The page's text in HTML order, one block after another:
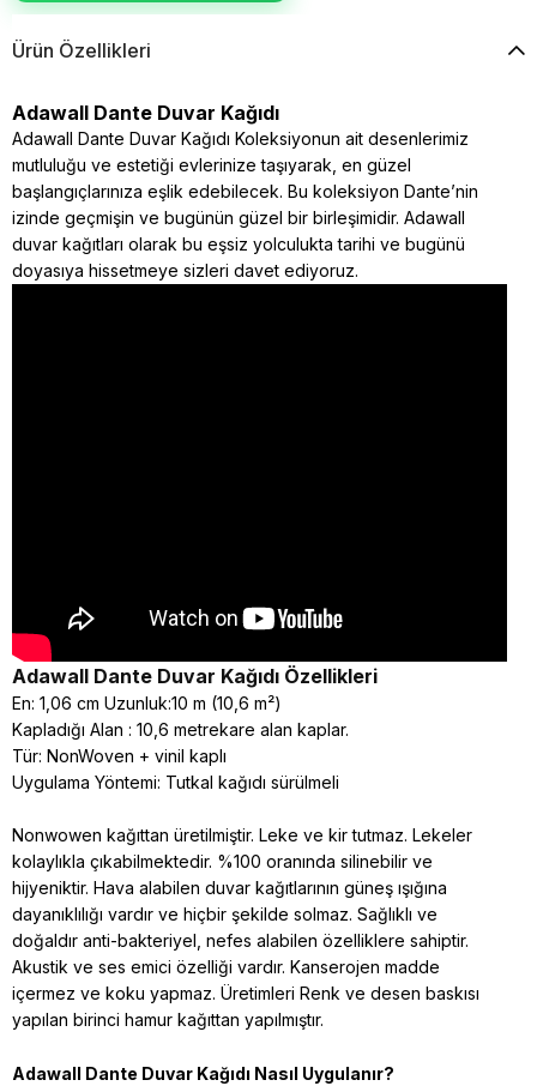
Ürün Özellikleri
Adawall Dante Duvar Kağıdı
Adawall Dante Duvar Kağıdı Koleksiyonun ait desenlerimiz
mutluluğu ve estetiği evlerinize taşıyarak, en güzel
başlangıçlarınıza eşlik edebilecek. Bu koleksiyon Dante’nin
izinde geçmişin ve bugünün güzel bir birleşimidir. Adawall
duvar kağıtları olarak bu eşsiz yolculukta tarihi ve bugünü
doyasıya hissetmeye sizleri davet ediyoruz.
Adawall Dante Duvar Kağıdı Özellikleri
En: 1,06 cm Uzunluk:10 m (10,6 m²)
Kapladığı Alan : 10,6 metrekare alan kaplar.
Tür: NonWoven + vinil kaplı
Uygulama Yöntemi: Tutkal kağıdı sürülmeli
Nonwowen kağıttan üretilmiştir. Leke ve kir tutmaz. Lekeler
kolaylıkla çıkabilmektedir. %100 oranında silinebilir ve
hijyeniktir. Hava alabilen duvar kağıtlarının güneş ışığına
dayanıklılığı vardır ve hiçbir şekilde solmaz. Sağlıklı ve
doğaldır anti-bakteriyel, nefes alabilen özelliklere sahiptir.
Akustik ve ses emici özelliği vardır. Kanserojen madde
içermez ve koku yapmaz. Üretimleri Renk ve desen baskısı
yapılan birinci hamur kağıttan yapılmıştır.
Adawall Dante Duvar Kağıdı Nasıl Uygulanır?